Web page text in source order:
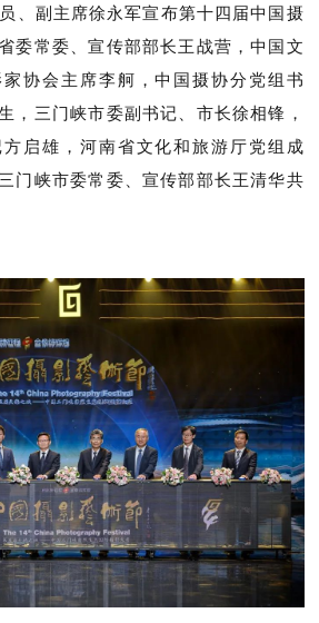
、副主席徐永军宣布第十四届中国摄
委常委、宣传部部长王战营，中国文
协会主席李舸，中国摄协分党组书
，三门峡市委副书记、市长徐相锋，
启雄，河南省文化和旅游厅党组成
门峡市委常委、宣传部部长王清华共